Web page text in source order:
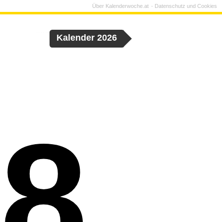
Kalender 2026
Über Kalenderwoche.at Datenschutz und Cookies